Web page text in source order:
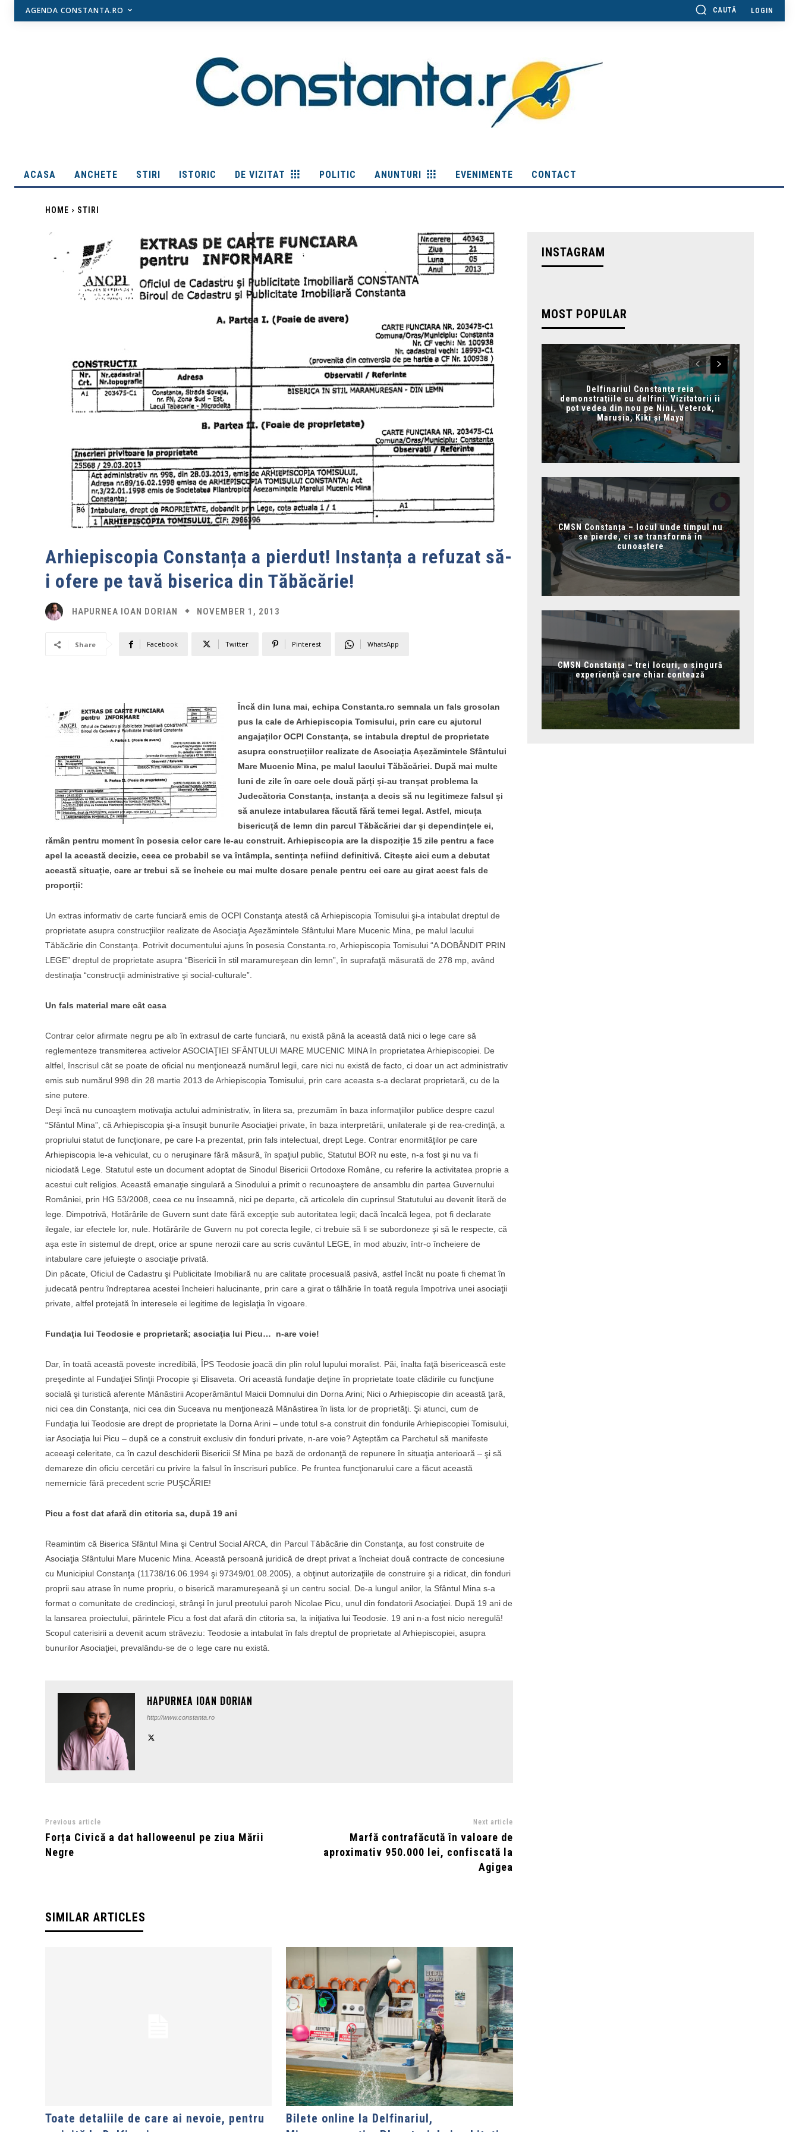
AGENDA CONSTANTA.RO CAUTĂ LOGIN
ACASA ANCHETE STIRI ISTORIC DE VIZITAT POLITIC ANUNTURI EVENIMENTE CONTACT
HOME STIRI
Arhiepiscopia Constanța a pierdut! Instanța a refuzat să-
i ofere pe tavă biserica din Tăbăcărie!
HAPURNEA IOAN DORIAN NOVEMBER 1, 2013
Share Facebook Twitter Pinterest WhatsApp
Încă din luna mai, echipa Constanta.ro semnala un fals grosolan
pus la cale de Arhiepiscopia Tomisului, prin care cu ajutorul
angajaților OCPI Constanța, se intabula dreptul de proprietate
asupra construcțiilor realizate de Asociația Așezămintele Sfântului
Mare Mucenic Mina, pe malul lacului Tăbăcăriei. După mai multe
luni de zile în care cele două părți și-au tranșat problema la
Judecătoria Constanța, instanța a decis să nu legitimeze falsul și
să anuleze intabularea făcută fără temei legal. Astfel, micuța
bisericuță de lemn din parcul Tăbăcăriei dar și dependințele ei,
rămân pentru moment în posesia celor care le-au construit. Arhiepiscopia are la dispoziție 15 zile pentru a face
apel la această decizie, ceea ce probabil se va întâmpla, sentința nefiind definitivă. Citește aici cum a debutat
această situație, care ar trebui să se încheie cu mai multe dosare penale pentru cei care au girat acest fals de
proporții:
Un extras informativ de carte funciară emis de OCPI Constanţa atestă că Arhiepiscopia Tomisului şi-a intabulat dreptul de
proprietate asupra construcţiilor realizate de Asociaţia Aşezămintele Sfântului Mare Mucenic Mina, pe malul lacului
Tăbăcărie din Constanţa. Potrivit documentului ajuns în posesia Constanta.ro, Arhiepiscopia Tomisului “A DOBÂNDIT PRIN
LEGE” dreptul de proprietate asupra “Bisericii în stil maramureşean din lemn”, în suprafaţă măsurată de 278 mp, având
destinaţia “construcţii administrative şi social-culturale”.
Un fals material mare cât casa
Contrar celor afirmate negru pe alb în extrasul de carte funciară, nu există până la această dată nici o lege care să
reglementeze transmiterea activelor ASOCIAŢIEI SFÂNTULUI MARE MUCENIC MINA în proprietatea Arhiepiscopiei. De
altfel, înscrisul cât se poate de oficial nu menţionează numărul legii, care nici nu există de facto, ci doar un act administrativ
emis sub numărul 998 din 28 martie 2013 de Arhiepiscopia Tomisului, prin care aceasta s-a declarat proprietară, cu de la
sine putere.
Deşi încă nu cunoaştem motivaţia actului administrativ, în litera sa, prezumăm în baza informaţiilor publice despre cazul
“Sfântul Mina”, că Arhiepiscopia şi-a însuşit bunurile Asociaţiei private, în baza interpretării, unilaterale şi de rea-credinţă, a
propriului statut de funcţionare, pe care l-a prezentat, prin fals intelectual, drept Lege. Contrar enormităţilor pe care
Arhiepiscopia le-a vehiculat, cu o neruşinare fără măsură, în spaţiul public, Statutul BOR nu este, n-a fost şi nu va fi
niciodată Lege. Statutul este un document adoptat de Sinodul Bisericii Ortodoxe Române, cu referire la activitatea proprie a
acestui cult religios. Această emanaţie singulară a Sinodului a primit o recunoaştere de ansamblu din partea Guvernului
României, prin HG 53/2008, ceea ce nu înseamnă, nici pe departe, că articolele din cuprinsul Statutului au devenit literă de
lege. Dimpotrivă, Hotărârile de Guvern sunt date fără excepţie sub autoritatea legii; dacă încalcă legea, pot fi declarate
ilegale, iar efectele lor, nule. Hotărârile de Guvern nu pot corecta legile, ci trebuie să li se subordoneze şi să le respecte, că
aşa este în sistemul de drept, orice ar spune nerozii care au scris cuvântul LEGE, în mod abuziv, într-o încheiere de
intabulare care jefuieşte o asociaţie privată.
Din păcate, Oficiul de Cadastru şi Publicitate Imobiliară nu are calitate procesuală pasivă, astfel încât nu poate fi chemat în
judecată pentru îndreptarea acestei încheieri halucinante, prin care a girat o tâlhărie în toată regula împotriva unei asociaţii
private, altfel protejată în interesele ei legitime de legislaţia în vigoare.
Fundaţia lui Teodosie e proprietară; asociaţia lui Picu… n-are voie!
Dar, în toată această poveste incredibilă, ÎPS Teodosie joacă din plin rolul lupului moralist. Păi, înalta faţă bisericească este
preşedinte al Fundaţiei Sfinţii Procopie şi Elisaveta. Ori această fundaţie deţine în proprietate toate clădirile cu funcţiune
socială şi turistică aferente Mănăstirii Acoperământul Maicii Domnului din Dorna Arini; Nici o Arhiepiscopie din această ţară,
nici cea din Constanţa, nici cea din Suceava nu menţionează Mănăstirea în lista lor de proprietăţi. Şi atunci, cum de
Fundaţia lui Teodosie are drept de proprietate la Dorna Arini – unde totul s-a construit din fondurile Arhiepiscopiei Tomisului,
iar Asociaţia lui Picu – după ce a construit exclusiv din fonduri private, n-are voie? Aşteptăm ca Parchetul să manifeste
aceeaşi celeritate, ca în cazul deschiderii Bisericii Sf Mina pe bază de ordonanţă de repunere în situaţia anterioară – şi să
demareze din oficiu cercetări cu privire la falsul în înscrisuri publice. Pe fruntea funcţionarului care a făcut această
nemernicie fără precedent scrie PUŞCĂRIE!
Picu a fost dat afară din ctitoria sa, după 19 ani
Reamintim că Biserica Sfântul Mina şi Centrul Social ARCA, din Parcul Tăbăcărie din Constanţa, au fost construite de
Asociaţia Sfântului Mare Mucenic Mina. Această persoană juridică de drept privat a încheiat două contracte de concesiune
cu Municipiul Constanţa (11738/16.06.1994 şi 97349/01.08.2005), a obţinut autorizaţiile de construire şi a ridicat, din fonduri
proprii sau atrase în nume propriu, o biserică maramureşeană şi un centru social. De-a lungul anilor, la Sfântul Mina s-a
format o comunitate de credincioşi, strânşi în jurul preotului paroh Nicolae Picu, unul din fondatorii Asociaţiei. După 19 ani de
la lansarea proiectului, părintele Picu a fost dat afară din ctitoria sa, la iniţiativa lui Teodosie. 19 ani n-a fost nicio neregulă!
Scopul caterisirii a devenit acum străveziu: Teodosie a intabulat în fals dreptul de proprietate al Arhiepiscopiei, asupra
bunurilor Asociaţiei, prevalându-se de o lege care nu există.
HAPURNEA IOAN DORIAN
http://www.constanta.ro
Previous article
Forța Civică a dat halloweenul pe ziua Mării
Negre
Next article
Marfă contrafăcută în valoare de
aproximativ 950.000 lei, confiscată la
Agigea
SIMILAR ARTICLES
Toate detaliile de care ai nevoie, pentru
Bilete online la Delfinariul,
INSTAGRAM
MOST POPULAR
Delfinariul Constanța reia
demonstrațiile cu delfini. Vizitatorii îi
pot vedea din nou pe Nini, Veterok,
Marusia, Kiki și Maya
CMSN Constanța – locul unde timpul nu
se pierde, ci se transformă în
cunoaștere
CMSN Constanța – trei locuri, o singură
experiență care chiar contează